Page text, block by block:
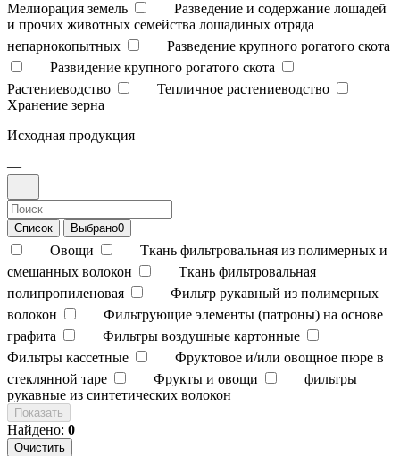
Мелиорация земель
Разведение и содержание лошадей
и прочих животных семейства лошадиных отряда
непарнокопытных
Разведение крупного рогатого скота
Развидение крупного рогатого скота
Растениеводство
Тепличное растениеводство
Хранение зерна
Исходная продукция
—
Список Выбрано0
Овощи
Ткань фильтровальная из полимерных и
смешанных волокон
Ткань фильтровальная
полипропиленовая
Фильтр рукавный из полимерных
волокон
Фильтрующие элементы (патроны) на основе
графита
Фильтры воздушные картонные
Фильтры кассетные
Фруктовое и/или овощное пюре в
стеклянной таре
Фрукты и овощи
фильтры
рукавные из синтетических волокон
Показать
Найдено: 0
Очистить